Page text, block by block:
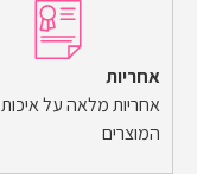
אחריות
אחריות מלאה על איכות
המוצרים